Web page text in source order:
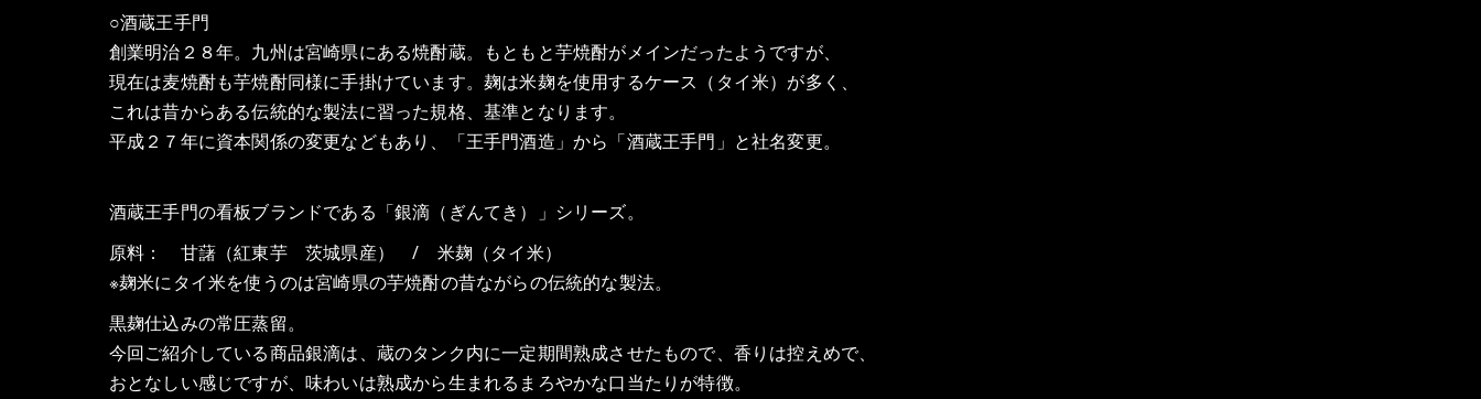
○酒蔵王手門
創業明治２８年。九州は宮崎県にある焼酎蔵。もともと芋焼酎がメインだったようですが、
現在は麦焼酎も芋焼酎同様に手掛けています。麹は米麹を使用するケース（タイ米）が多く、
これは昔からある伝統的な製法に習った規格、基準となります。
平成２７年に資本関係の変更などもあり、「王手門酒造」から「酒蔵王手門」と社名変更。
酒蔵王手門の看板ブランドである「銀滴（ぎんてき）」シリーズ。
原料： 甘藷（紅東芋 茨城県産） / 米麹（タイ米）
※麹米にタイ米を使うのは宮崎県の芋焼酎の昔ながらの伝統的な製法。
黒麹仕込みの常圧蒸留。
今回ご紹介している商品銀滴は、蔵のタンク内に一定期間熟成させたもので、香りは控えめで、
おとなしい感じですが、味わいは熟成から生まれるまろやかな口当たりが特徴。